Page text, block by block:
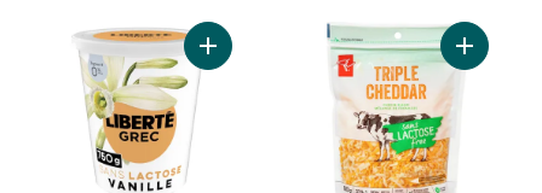
Ajouter Grec Yogourt 0 % Sans lactose,
Ajouter